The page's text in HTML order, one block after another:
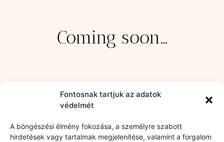
Fontosnak tartjuk az adatok
védelmét
A böngészési élmény fokozása, a személyre szabott
hirdetések vagy tartalmak megjelenítése, valamint a forgalom
Coming soon…